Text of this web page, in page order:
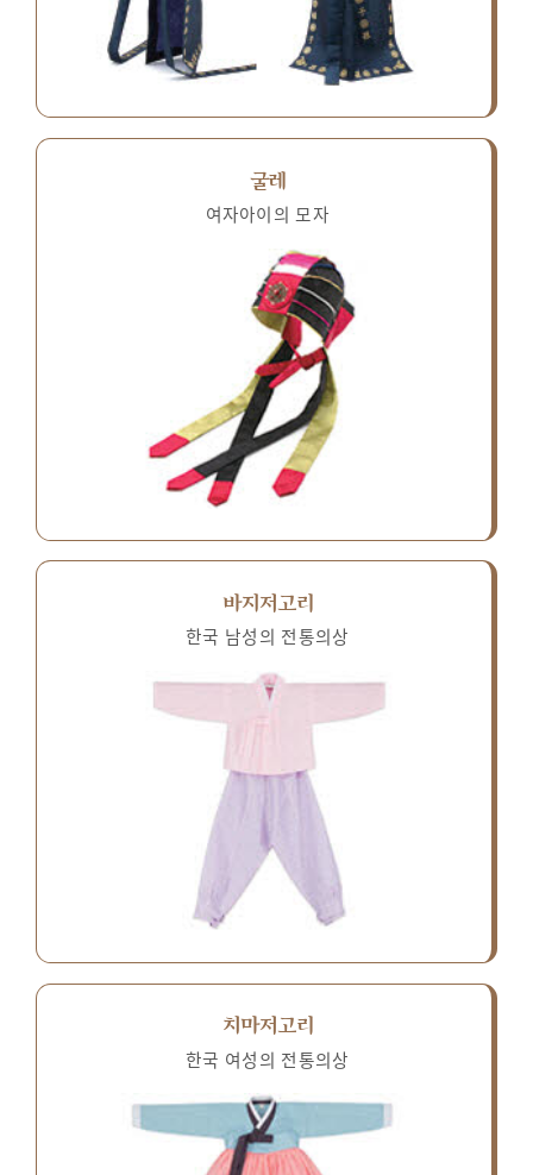
굴레
여자아이의 모자
바지저고리
한국 남성의 전통의상
치마저고리
한국 여성의 전통의상